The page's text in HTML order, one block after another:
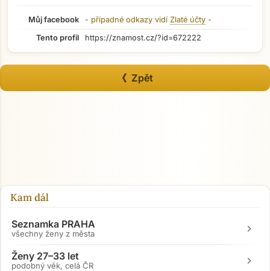
Přejít na hlavní obsah
Můj facebook - případné odkazy vidí Zlaté účty -
Tento profil
https://znamost.cz/?id=672222
《 Zpět
Kam dál
Seznamka PRAHA
všechny ženy z města chevron_right
Ženy 27–33 let
podobný věk, celá ČR chevron_right